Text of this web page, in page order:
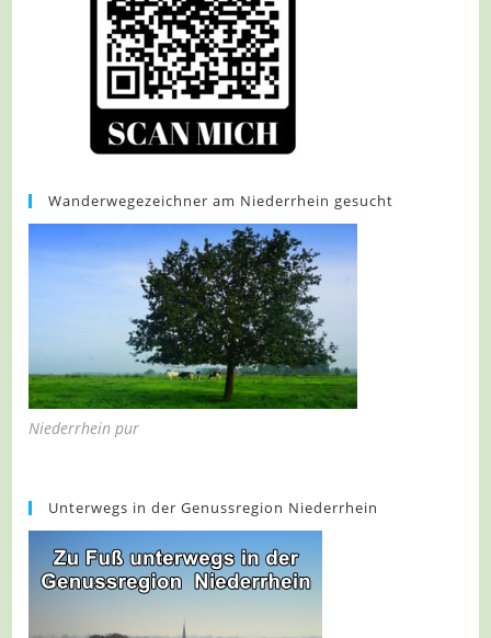
Wanderwegezeichner am Niederrhein gesucht
Niederrhein pur
Unterwegs in der Genussregion Niederrhein